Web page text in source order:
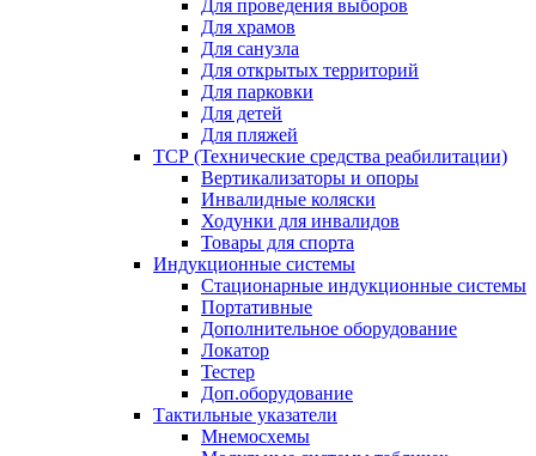
Для проведения выборов
Для храмов
Для санузла
Для открытых территорий
Для парковки
Для детей
Для пляжей
ТСР (Технические средства реабилитации)
Вертикализаторы и опоры
Инвалидные коляски
Ходунки для инвалидов
Товары для спорта
Индукционные системы
Стационарные индукционные системы
Портативные
Дополнительное оборудование
Локатор
Тестер
Доп.оборудование
Тактильные указатели
Мнемосхемы